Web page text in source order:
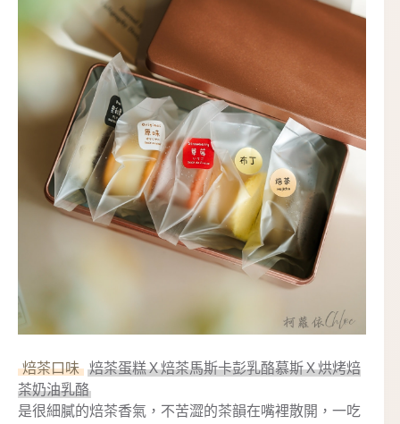
焙茶口味
焙茶蛋糕Ｘ焙茶馬斯卡彭乳酪慕斯Ｘ烘烤焙
茶奶油乳酪
是很細膩的焙茶香氣，不苦澀的茶韻在嘴裡散開，一吃